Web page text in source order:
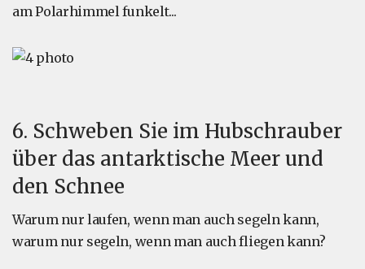
am Polarhimmel funkelt...
6. Schweben Sie im Hubschrauber
über das antarktische Meer und
den Schnee
Warum nur laufen, wenn man auch segeln kann,
warum nur segeln, wenn man auch fliegen kann?